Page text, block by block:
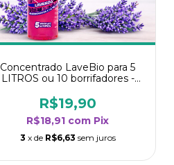
Concentrado LaveBio para 5
LITROS ou 10 borrifadores -
- Lavanda
R$19,90
R$18,91 com Pix
3 x de R$6,63 sem juros